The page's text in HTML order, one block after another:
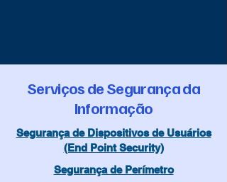
Serviços de Segurança da
Informação
Segurança de Dispositivos de Usuários
(End Point Security)
Segurança de Perímetro